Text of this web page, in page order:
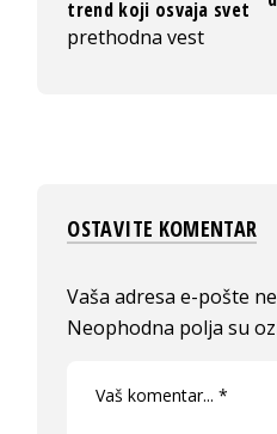
trend koji osvaja svet
prethodna vest
OSTAVITE KOMENTAR
Vaša adresa e-pošte
Neophodna polja su